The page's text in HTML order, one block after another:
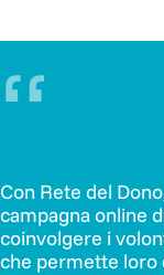
“
Con Rete del
campagna online
coinvolgere i
che permette loro